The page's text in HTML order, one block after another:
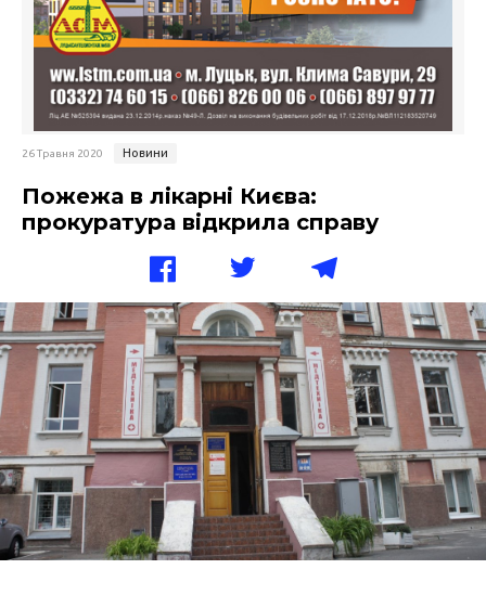
26 Травня 2020 Новини
Пожежа в лікарні Києва:
прокуратура відкрила справу